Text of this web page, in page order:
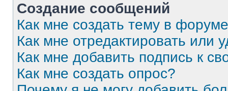
Создание сообщений
Как мне создать тему в
Как мне отредактировать или
Как мне добавить подпись к
Как мне создать опрос?